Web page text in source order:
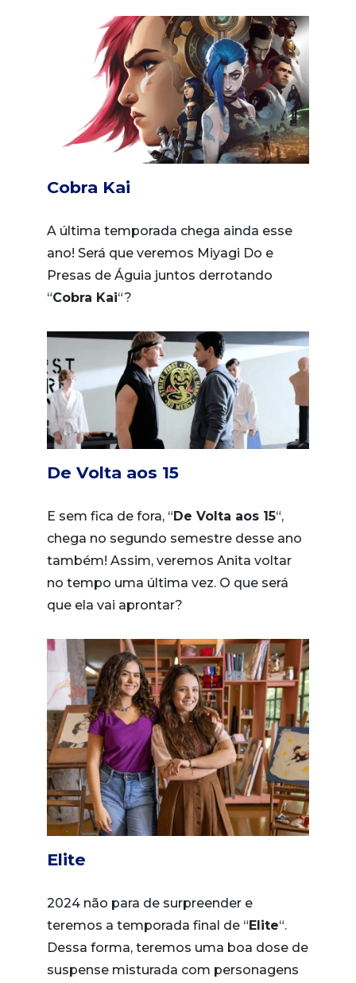
Cobra Kai
A última temporada chega ainda esse
ano! Será que veremos Miyagi Do e
Presas de Águia juntos derrotando
“Cobra Kai“?
De Volta aos 15
E sem fica de fora, “ De Volta aos 15“,
chega no segundo semestre desse ano
também! Assim, veremos Anita voltar
no tempo uma última vez. O que será
que ela vai aprontar?
Elite
2024 não para de surpreender e
teremos a temporada final de “Elite“.
Dessa forma, teremos uma boa dose de
suspense misturada com personagens